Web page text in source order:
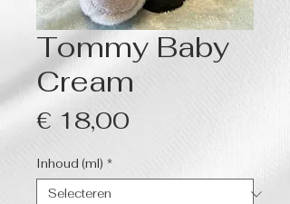
Tommy Baby
Cream
€ 18,00
Inhoud (ml) *